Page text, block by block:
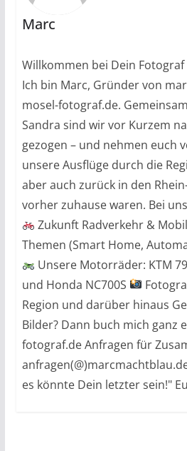
Marc
Willkommen bei Dein
Ich bin Marc, Gründer von
mosel-fotograf.de.
Sandra sind wir vor Kurzem
gezogen – und nehmen euch
unsere Ausflüge durch die
aber auch zurück in den
vorher zuhause waren. Bei
Zukunft Radverkehr &
Themen (Smart Home,
Unsere Motorräder: KTM
und Honda NC700S
Region und darüber hinaus
Bilder? Dann buch mich ganz
fotograf.de Anfragen für
es könnte Dein letzter sein!"